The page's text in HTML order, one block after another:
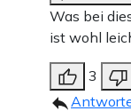
Was bei
ist wohl
3